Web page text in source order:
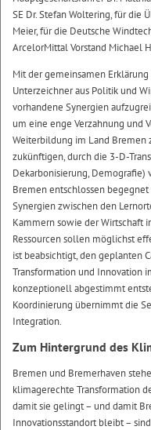
SE Dr. Stefan Woltering, für die
Meier, für die Deutsche
ArcelorMittal Vorstand Michael
Mit der gemeinsamen
Unterzeichner aus Politik und
vorhandene Synergien
um eine enge Verzahnung und
Weiterbildung im Land Bremen
zukünftigen, durch die 3-D-
Dekarbonisierung, Demografie)
Bremen entschlossen
Synergien zwischen den
Kammern sowie der Wirtschaft
Ressourcen sollen möglichst
ist beabsichtigt, den geplanten
Transformation und Innovation
konzeptionell abgestimmt
Koordinierung übernimmt die
Integration.
Zum Hintergrund des
Bremen und Bremerhaven
klimagerechte Transformation
damit sie gelingt – und damit
Innovationsstandort bleibt –